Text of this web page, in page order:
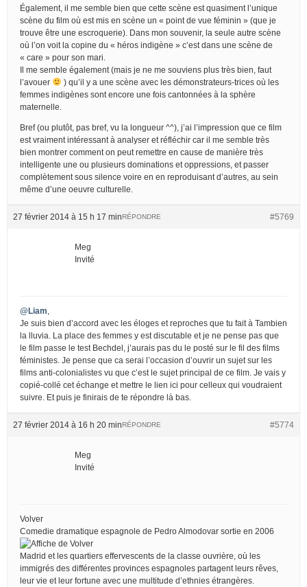
Également, il me semble bien que cette scène est quasiment l’unique
scène du film où est mis en scène un « point de vue féminin » (que je
trouve être une escroquerie). Dans mon souvenir, la seule autre scène
où l’on voit la copine du « héros indigène » c’est dans une scène de
« care » pour son mari.
Il me semble également (mais je ne me souviens plus très bien, faut
l’avouer
) qu’il y a une scène avec les démonstrateurs-trices où les
femmes indigènes sont encore une fois cantonnées à la sphère
maternelle.
Bref (ou plutôt, pas bref, vu la longueur ^^), j’ai l’impression que ce film
est vraiment intéressant à analyser et réfléchir car il me semble très
bien montrer comment on peut remettre en cause de manière très
intelligente une ou plusieurs dominations et oppressions, et passer
complètement sous silence voire en en reproduisant d’autres, au sein
même d’une oeuvre culturelle.
27 février 2014 à 15 h 17 min #5769
RÉPONDRE
Meg
Invité
@Liam
Je suis bien d’accord avec les éloges et reproches que tu fait à Tambien
la lluvia. La place des femmes y est discutable et je ne pense pas que
le film passe le test Bechdel, j’aurais pas du le posté sur le fil des films
féministes. Je pense que ca serai l’occasion d’ouvrir un sujet sur les
films anti-colonialistes vu que c’est le sujet principal de ce film. Je vais y
copié-collé cet échange et mettre le lien ici pour celleux qui voudraient
suivre. Et puis je finirais de te répondre là bas.
27 février 2014 à 16 h 20 min #5774
RÉPONDRE
Meg
Invité
Volver
Comedie dramatique espagnole de Pedro Almodovar sortie en 2006
Madrid et les quartiers effervescents de la classe ouvrière, où les
immigrés des différentes provinces espagnoles partagent leurs rêves,
leur vie et leur fortune avec une multitude d’ethnies étrangères.